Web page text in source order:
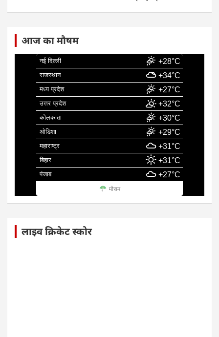
आज का मौषम
नई दिल्ली +28°C
राजस्थान +34°C
मध्य प्रदेश +27°C
उत्तर प्रदेश +32°C
कोलकाता +30°C
ओडिशा +29°C
महाराष्ट्र +31°C
बिहार +31°C
पंजाब +27°C
मौसम
लाइव क्रिकेट स्कोर